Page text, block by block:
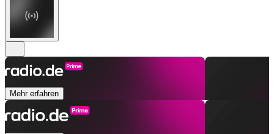
Mehr erfahren